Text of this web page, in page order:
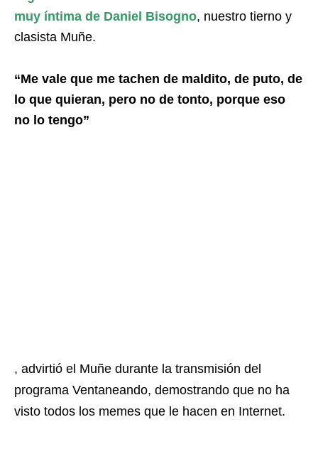
muy íntima de Daniel Bisogno, nuestro tierno y
clasista Muñe.
“Me vale que me tachen de maldito, de puto, de
lo que quieran, pero no de tonto, porque eso
no lo tengo”
, advirtió el Muñe durante la transmisión del
programa Ventaneando, demostrando que no ha
visto todos los memes que le hacen en Internet.